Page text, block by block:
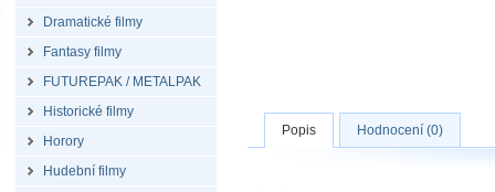
Dramatické filmy
Fantasy filmy
FUTUREPAK / METALPAK
Historické filmy
Horory
Hudební filmy
Popis Hodnocení (0)